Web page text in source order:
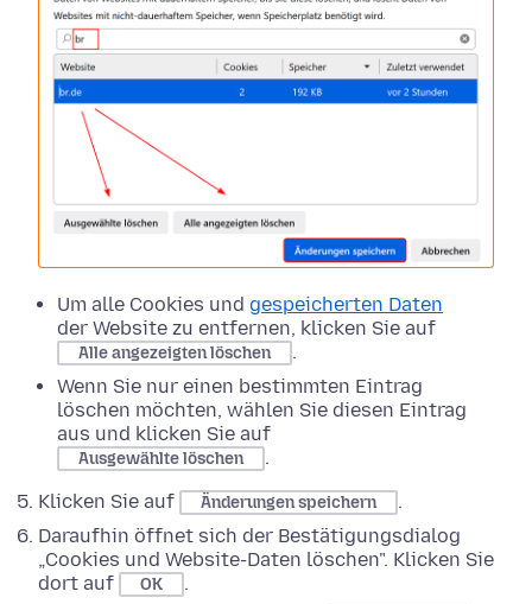
Um alle Cookies und gespeicherten Daten
der Website zu entfernen, klicken Sie auf
Alle angezeigten löschen
.
Wenn Sie nur einen bestimmten Eintrag
löschen möchten, wählen Sie diesen Eintrag
aus und klicken Sie auf
Ausgewählte löschen
.
Klicken Sie auf
Änderungen speichern
.
Daraufhin öffnet sich der Bestätigungsdialog
„Cookies und Website-Daten löschen". Klicken Sie
dort auf
OK
.